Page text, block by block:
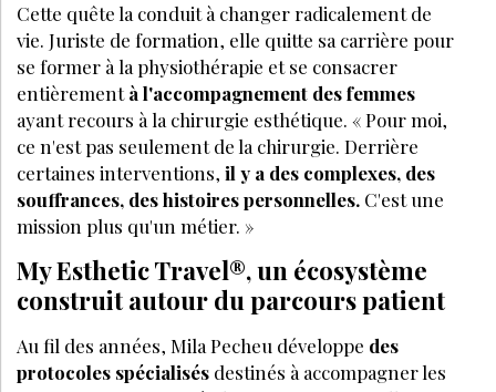
Cette quête la conduit à changer radicalement de
vie. Juriste de formation, elle quitte sa carrière pour
se former à la physiothérapie et se consacrer
entièrementà l'accompagnement des femmes
ayant recours à la chirurgie esthétique. « Pour moi,
ce n'est pas seulement de la chirurgie. Derrière
certaines interventions, il y a des complexes, des
souffrances, des histoires personnelles. C'est une
mission plus qu'un métier. »
My Esthetic Travel®, un écosystème
construit autour du parcours patient
Au fil des années, Mila Pecheu développe des
protocoles spécialisés destinés à accompagner les